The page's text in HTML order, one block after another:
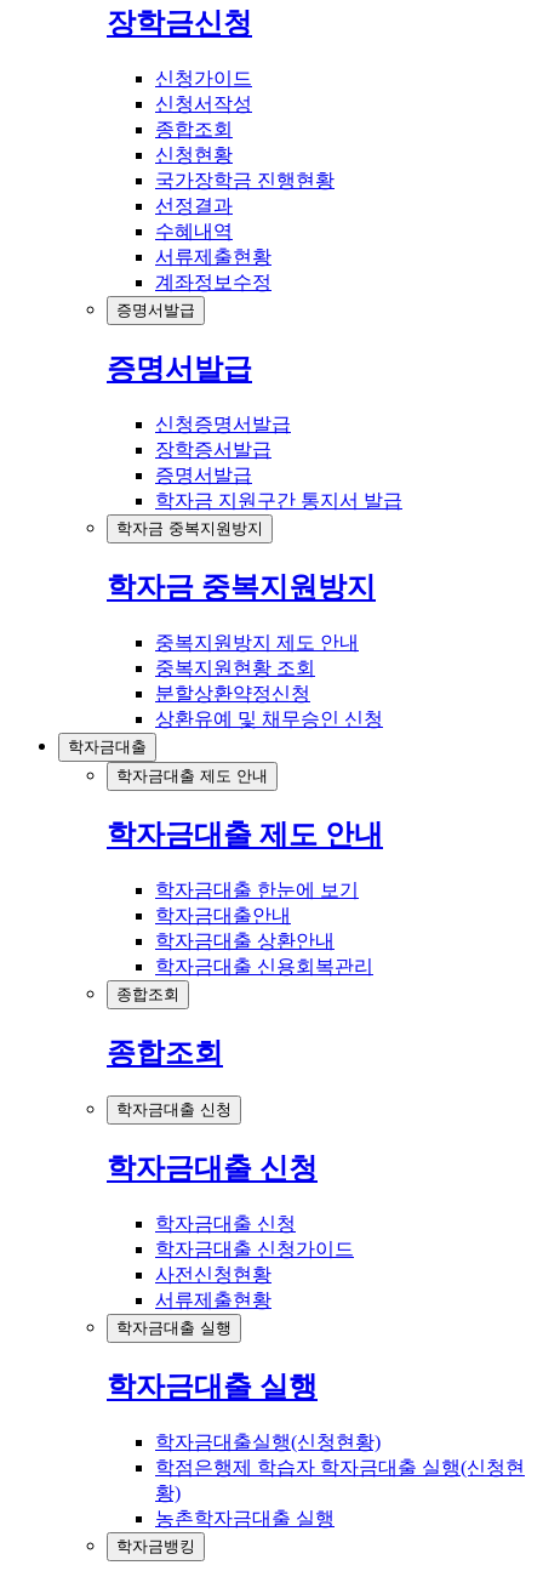
장학금신청
신청가이드
신청서작성
종합조회
신청현황
국가장학금 진행현황
선정결과
수혜내역
서류제출현황
계좌정보수정
증명서발급
증명서발급
신청증명서발급
장학증서발급
증명서발급
학자금 지원구간 통지서 발급
학자금 중복지원방지
학자금 중복지원방지
중복지원방지 제도 안내
중복지원현황 조회
분할상환약정신청
상환유예 및 채무승인 신청
학자금대출
학자금대출 제도 안내
학자금대출 제도 안내
학자금대출 한눈에 보기
학자금대출안내
학자금대출 상환안내
학자금대출 신용회복관리
종합조회
종합조회
학자금대출 신청
학자금대출 신청
학자금대출 신청
학자금대출 신청가이드
사전신청현황
서류제출현황
학자금대출 실행
학자금대출 실행
학자금대출실행(신청현황)
학점은행제 학습자 학자금대출 실행(신청현
황)
농촌학자금대출 실행
학자금뱅킹